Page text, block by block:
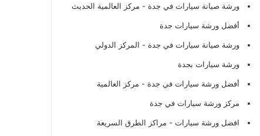
ورشة صيانة سيارات في جدة - مركز العالمية الحديث
أفضل ورشة سيارات جدة
ورشة صيانة سيارات في جدة - المركز الدولي
ورشة سيارات بجدة
أفضل ورشة سيارات في جدة - مركز العالمية
مركز ورشة سيارات في جدة
افضل ورشة سيارات - مراكز الطرق السريعة